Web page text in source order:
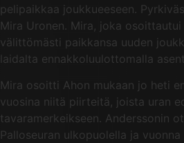
pelipaikkaa joukkueeseen.
Mira Uronen. Mira, joka
välittömästi paikkansa uuden
laidalta ennakkoluulottomalla
Mira osoitti Ahon mukaan jo heti
vuosina niitä piirteitä, joista uran
tavaramerkeikseen. Anderssonin
Palloseuran ulkopuolella ja